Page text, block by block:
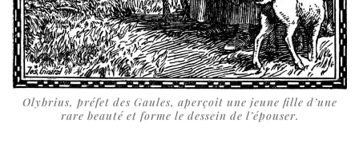
Olybrius, pré­fet des Gaules, aper­çoit une jeune fille d’une
rare beau­té et forme le des­sein de l’épouser.